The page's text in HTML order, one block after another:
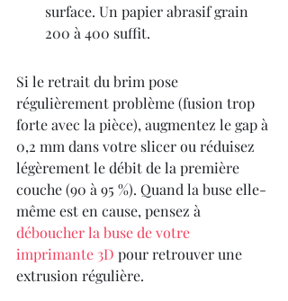
surface. Un papier abrasif grain
200 à 400 suffit.
Si le retrait du brim pose
régulièrement problème (fusion trop
forte avec la pièce), augmentez le gap à
0,2 mm dans votre slicer ou réduisez
légèrement le débit de la première
couche (90 à 95 %). Quand la buse elle-
même est en cause, pensez à
déboucher la buse de votre
imprimante 3D pour retrouver une
extrusion régulière.